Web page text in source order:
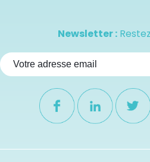
Newsletter :